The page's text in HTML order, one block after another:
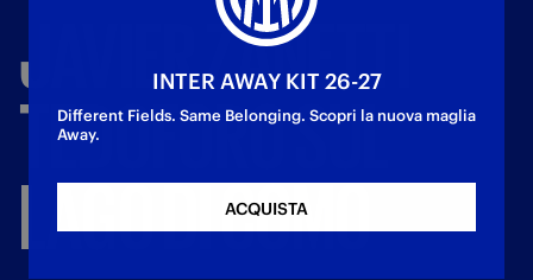
JAVIERZANETTI
TEDOFOROSUL
LAGODICOMO
INTER AWAY KIT 26-27
Different Fields. Same Belonging. Scopri la nuova maglia
Away.
ACQUISTA